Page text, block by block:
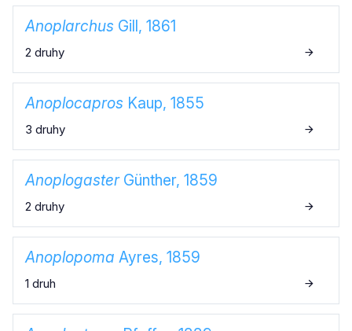
Anoplarchus Gill, 1861
2 druhy
Anoplocapros Kaup, 1855
3 druhy
AnoplogasterGünther, 1859
2 druhy
Anoplopoma Ayres, 1859
1 druh